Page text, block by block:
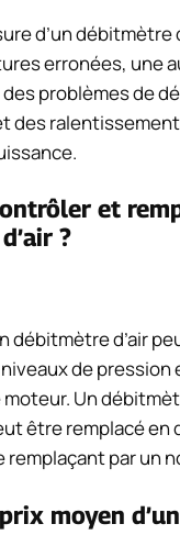
d’un débitmètre
erronées, une
problèmes de
des
et
?
débitmètre d’air
de pression
Un
être remplacé
remplaçant par un
moyen